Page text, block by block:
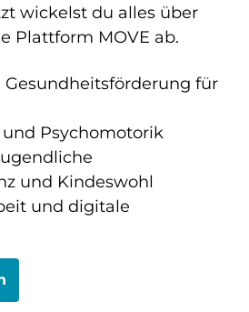
wickelst du alles über
Plattform MOVE ab.
für
Psychomotorik
und Kindeswohl
und digitale